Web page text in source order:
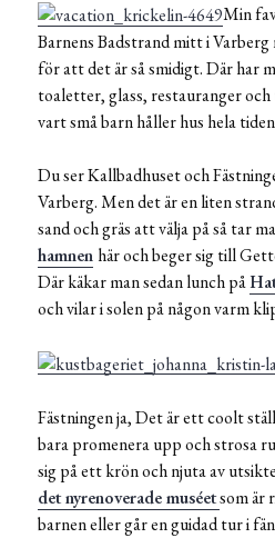
Min
Barnens Badstrand mitt i Varberg
för att det är så smidigt. Där har
toaletter, glass, restauranger
vart små barn håller hus hela
Du ser Kallbadhuset och
Varberg. Men det är en liten
sand och gräs att välja på så tar
hamnen här och beger sig till
Där käkar man sedan lunch på
och vilar i solen på någon varm
Fästningen ja, Det är ett coolt
bara promenera upp och strosa
sig på ett krön och njuta av
det nyrenoverade muséetsom är
barnen eller går en guidad tur i